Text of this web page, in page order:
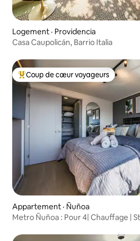
Logement · Providencia
Casa Caupolicán, Barrio Italia
Coup de cœur voyageurs parmi les
Coup de cœur voyageurs
Appartement · Ñuñoa
Metro Ñuñoa : Pour 4| Chauffage |